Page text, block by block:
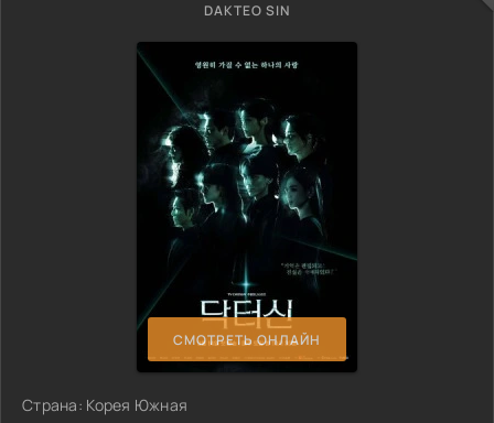
DAKTEO SIN
СМОТРЕТЬ ОНЛАЙН
Страна: Корея Южная